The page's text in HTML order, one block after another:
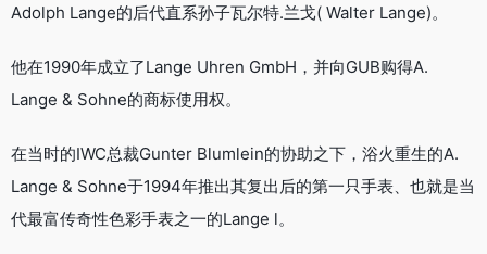
Adolph Lange的后代直系孙子瓦尔特.兰戈( Walter Lange)。
他在1990年成立了Lange Uhren GmbH，并向GUB购得A.
Lange & Sohne的商标使用权。
在当时的IWC总裁Gunter Blumlein的协助之下，浴火重生的A.
Lange & Sohne于1994年推出其复出后的第一只手表、也就是当
代最富传奇性色彩手表之一的Lange l。